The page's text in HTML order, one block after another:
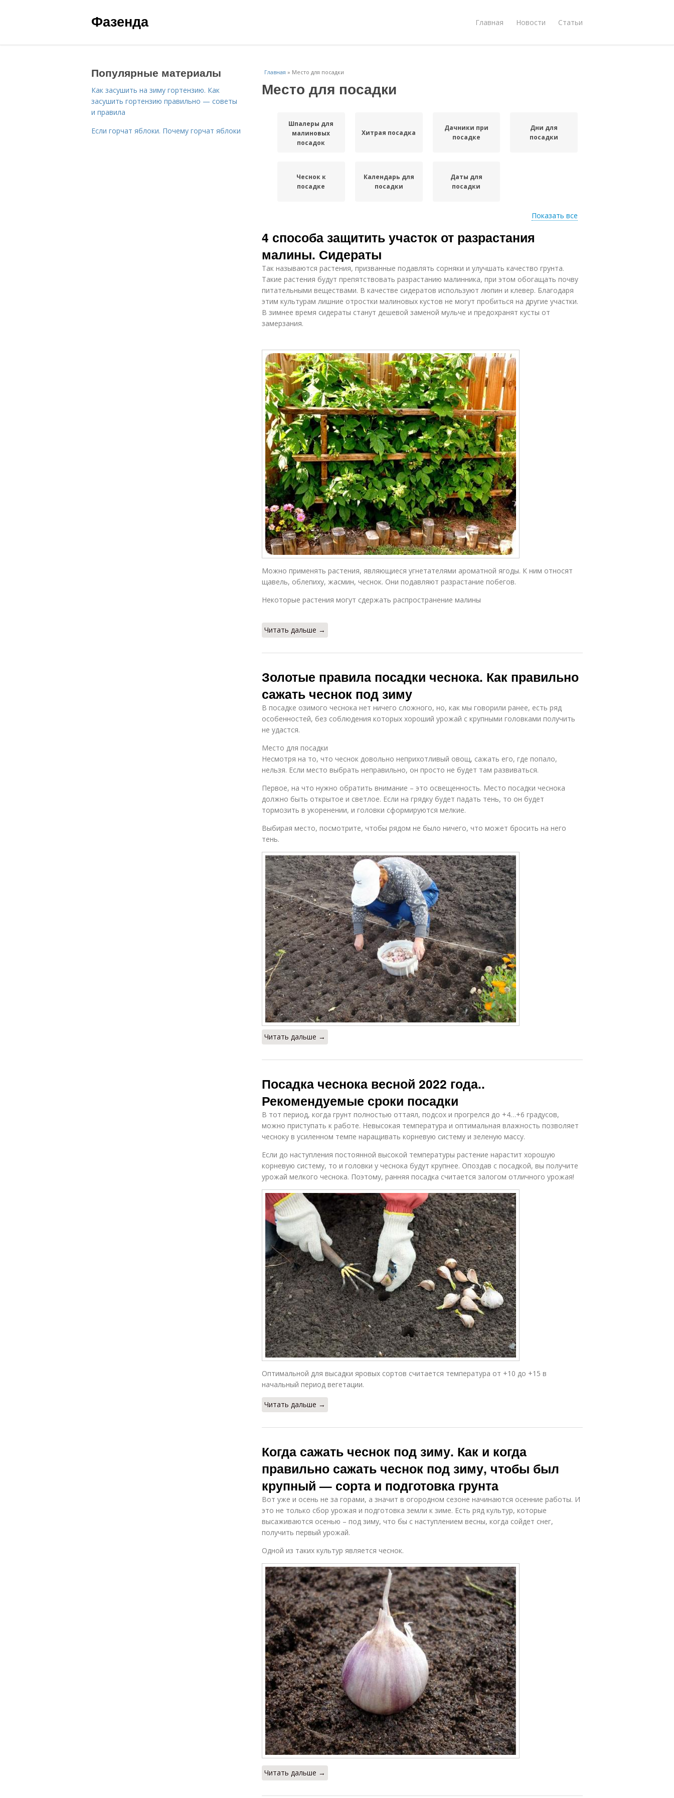
Фазенда Главная Новости Статьи
Главная » Место для посадки
Место для посадки
Шпалеры для
малиновых
посадок
Хитрая посадка
Дачники при
посадке
Дни для
посадки
Чеснок к
посадке
Календарь для
посадки
Даты для
посадки
Показать все
4 способа защитить участок от разрастания
малины. Сидераты
Так называются растения, призванные подавлять сорняки и улучшать качество грунта.
Такие растения будут препятствовать разрастанию малинника, при этом обогащать почву
питательными веществами. В качестве сидератов используют люпин и клевер. Благодаря
этим культурам лишние отростки малиновых кустов не могут пробиться на другие участки.
В зимнее время сидераты станут дешевой заменой мульче и предохранят кусты от
замерзания.
Можно применять растения, являющиеся угнетателями ароматной ягоды. К ним относят
щавель, облепиху, жасмин, чеснок. Они подавляют разрастание побегов.
Некоторые растения могут сдержать распространение малины
Читать дальше →
Золотые правила посадки чеснока. Как правильно
сажать чеснок под зиму
В посадке озимого чеснока нет ничего сложного, но, как мы говорили ранее, есть ряд
особенностей, без соблюдения которых хороший урожай с крупными головками получить
не удастся.
Место для посадки
Несмотря на то, что чеснок довольно неприхотливый овощ, сажать его, где попало,
нельзя. Если место выбрать неправильно, он просто не будет там развиваться.
Первое, на что нужно обратить внимание – это освещенность. Место посадки чеснока
должно быть открытое и светлое. Если на грядку будет падать тень, то он будет
тормозить в укоренении, и головки сформируются мелкие.
Выбирая место, посмотрите, чтобы рядом не было ничего, что может бросить на него
тень.
Читать дальше →
Посадка чеснока весной 2022 года..
Рекомендуемые сроки посадки
В тот период, когда грунт полностью оттаял, подсох и прогрелся до +4…+6 градусов,
можно приступать к работе. Невысокая температура и оптимальная влажность позволяет
чесноку в усиленном темпе наращивать корневую систему и зеленую массу.
Если до наступления постоянной высокой температуры растение нарастит хорошую
корневую систему, то и головки у чеснока будут крупнее. Опоздав с посадкой, вы получите
урожай мелкого чеснока. Поэтому, ранняя посадка считается залогом отличного урожая!
Оптимальной для высадки яровых сортов считается температура от +10 до +15 в
начальный период вегетации.
Читать дальше →
Когда сажать чеснок под зиму. Как и когда
правильно сажать чеснок под зиму, чтобы был
крупный — сорта и подготовка грунта
Вот уже и осень не за горами, а значит в огородном сезоне начинаются осенние работы. И
это не только сбор урожая и подготовка земли к зиме. Есть ряд культур, которые
высаживаются осенью – под зиму, что бы с наступлением весны, когда сойдет снег,
получить первый урожай.
Одной из таких культур является чеснок.
Читать дальше →
Популярные материалы
Как засушить на зиму гортензию. Как
засушить гортензию правильно — советы
и правила
Если горчат яблоки. Почему горчат яблоки